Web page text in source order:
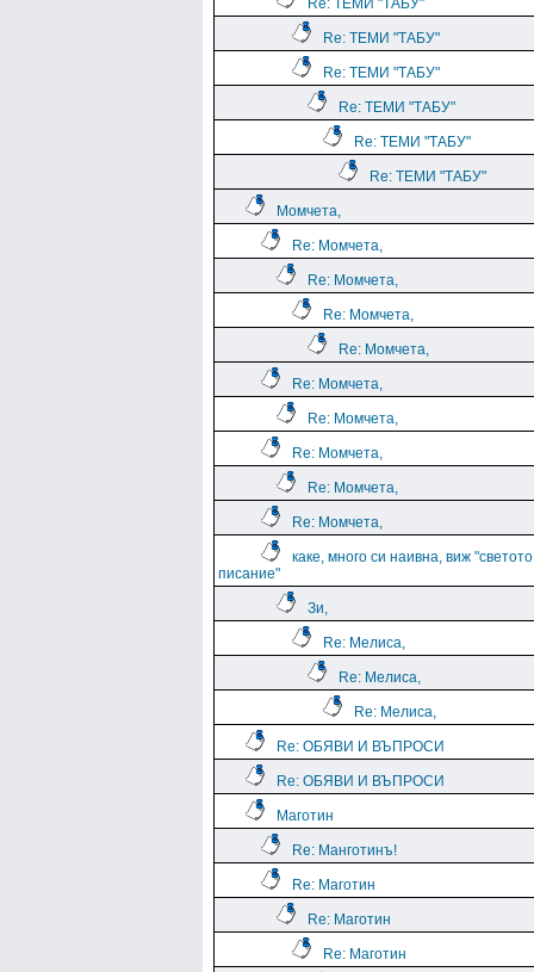
Re: ТЕМИ "ТАБУ"
Re: ТЕМИ "ТАБУ"
Re: ТЕМИ "ТАБУ"
Re: ТЕМИ "ТАБУ"
Re: ТЕМИ "ТАБУ"
Re: ТЕМИ "ТАБУ"
Момчета,
Re: Момчета,
Re: Момчета,
Re: Момчета,
Re: Момчета,
Re: Момчета,
Re: Момчета,
Re: Момчета,
Re: Момчета,
Re: Момчета,
каке, много си наивна, виж "светото
писание"
Зи,
Re: Мелиса,
Re: Мелиса,
Re: Мелиса,
Re: ОБЯВИ И ВЪПРОСИ
Re: ОБЯВИ И ВЪПРОСИ
Маготин
Re: Манготинъ!
Re: Маготин
Re: Маготин
Re: Маготин